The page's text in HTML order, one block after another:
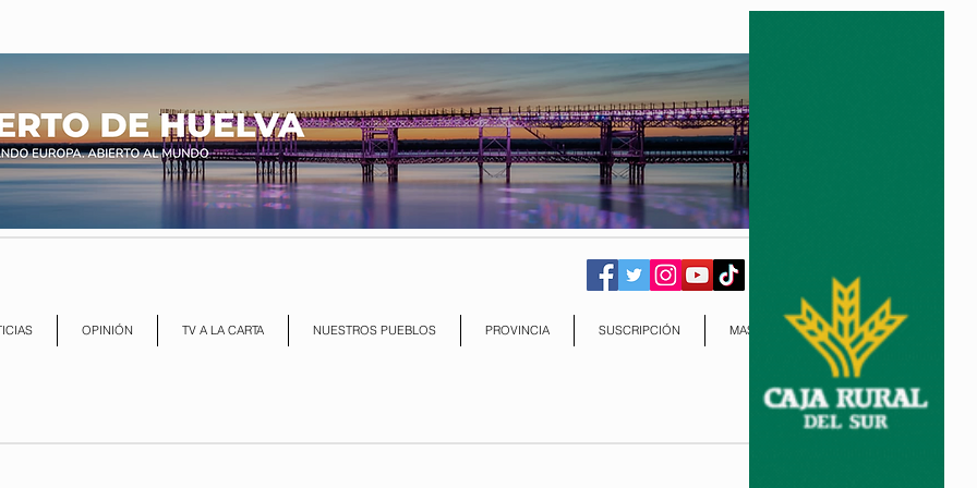
OPINIÓN TV A LA CARTA NUESTROS PUEBLOS PROVINCIA SUSCRIPCIÓN MAS